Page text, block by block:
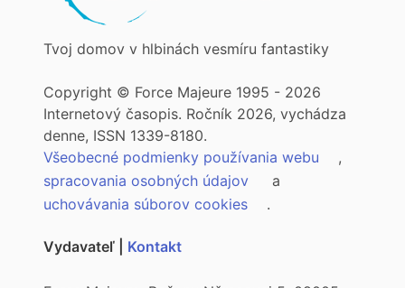
Tvoj domov v hlbinách vesmíru fantastiky
Copyright © Force Majeure 1995 - 2026
Internetový časopis. Ročník 2026, vychádza
denne, ISSN 1339-8180.
Všeobecné podmienky používania webu
,
spracovania osobných údajov
a
uchovávania súborov cookies
.
Vydavateľ | Kontakt